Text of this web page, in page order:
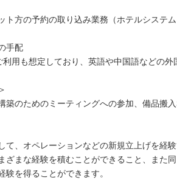
ト方の予約の取り込み業務（ホテルシステ
手配
用も想定しており、英語や中国語などの外
築のためのミーティングへの参加、備品搬
て、オペレーションなどの新規立上げを経
ざまな経験を積むことができること、また
験を得ることができます。